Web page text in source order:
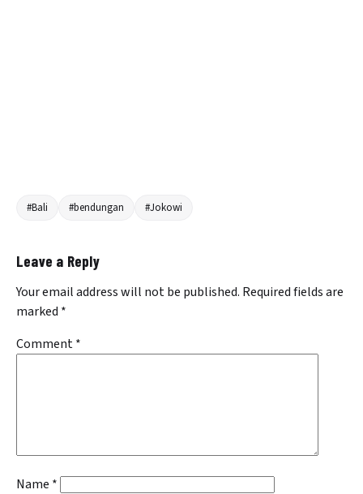
#Bali #bendungan #Jokowi
Leave a Reply
Your email address will not be published. Required fields are
marked *
Comment*
Name *